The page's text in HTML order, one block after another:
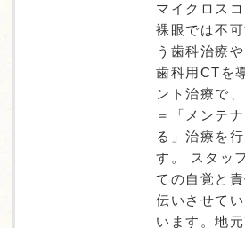
マイクロス
裸眼では不
う歯科治療
歯科用CTを
ント治療で
＝「メンテ
る」治療を
す。 スタッ
ての自覚と
伝いさせて
います。地